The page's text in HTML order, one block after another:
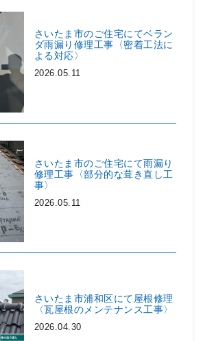
さいたま市のご住宅にてベラン
ダ雨漏り修理工事〈密着工法に
よる対応〉
2026.05.11
さいたま市のご住宅にて雨漏り
修理工事〈部分的な葺き直し工
事〉
2026.05.11
さいたま市浦和区にて屋根修理
〈瓦屋根のメンテナンス工事〉
2026.04.30